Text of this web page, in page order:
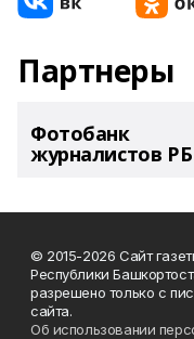
Партнеры
Фотобанк
журналистов РБ
© 2015-2026 Сайт
Республики
разрешено только с
сайта.
Об использовании